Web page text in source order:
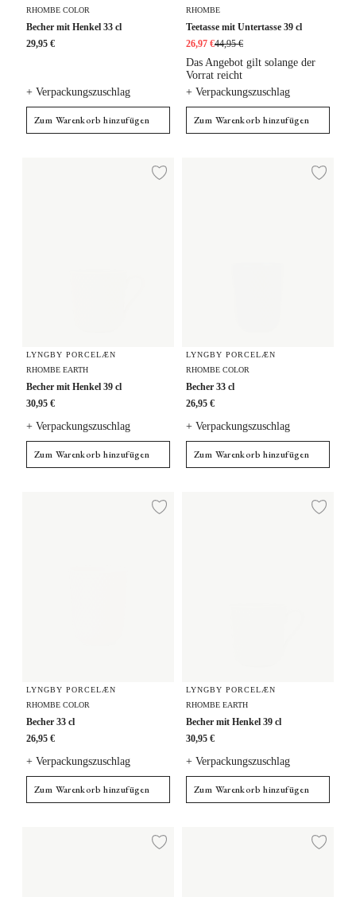
RHOMBE COLOR
Becher mit Henkel 33 cl
29,95 €
+ Verpackungszuschlag
Zum Warenkorb hinzufügen
RHOMBE
Teetasse mit Untertasse 39 cl
26,97 €44,95 €
+ Verpackungszuschlag
Das Angebot gilt solange der
Vorrat reicht
Zum Warenkorb hinzufügen
Zur Wunschliste
LYNGBY PORCELÆN
RHOMBE EARTH
Becher mit Henkel 39 cl
30,95 €
+ Verpackungszuschlag
Zum Warenkorb hinzufügen
LYNGBY PORCELÆN
RHOMBE COLOR
Becher 33 cl
26,95 €
+ Verpackungszuschlag
Zum Warenkorb hinzufügen
Zur Wunschliste
LYNGBY PORCELÆN
RHOMBE COLOR
Becher 33 cl
26,95 €
+ Verpackungszuschlag
Zum Warenkorb hinzufügen
LYNGBY PORCELÆN
RHOMBE EARTH
Becher mit Henkel 39 cl
30,95 €
+ Verpackungszuschlag
Zum Warenkorb hinzufügen
Zur Wunschliste